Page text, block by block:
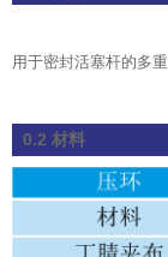
用于密封活塞杆的多
0.2 材料